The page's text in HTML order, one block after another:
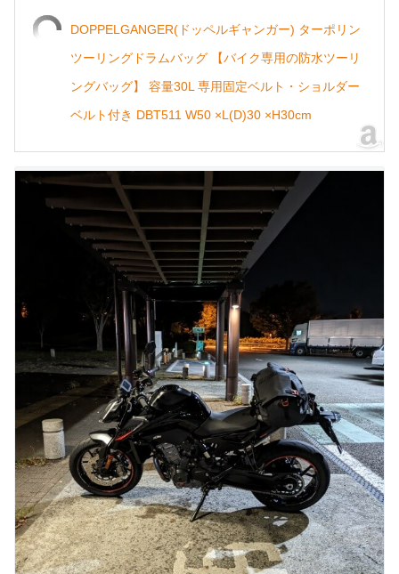
DOPPELGANGER(ドッペルギャンガー) ターポリン
ツーリングドラムバッグ 【バイク専用の防水ツーリ
ングバッグ】 容量30L 専用固定ベルト・ショルダー
ベルト付き DBT511 W50 ×L(D)30 ×H30cm